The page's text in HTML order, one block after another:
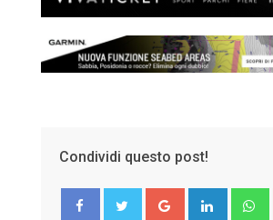
Condividi questo post!
Google+ LinkedIn